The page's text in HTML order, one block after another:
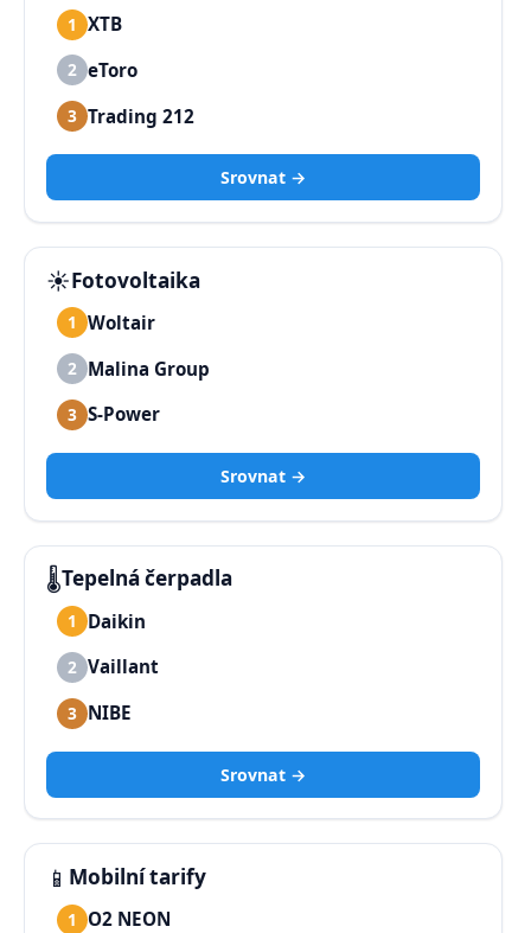
1 XTB
2 eToro
3 Trading 212
Srovnat →
☀️Fotovoltaika
1 Woltair
2 Malina Group
3 S-Power
Srovnat →
🌡️Tepelná čerpadla
1 Daikin
2 Vaillant
3 NIBE
Srovnat →
📱 Mobilní tarify
1 O2 NEON